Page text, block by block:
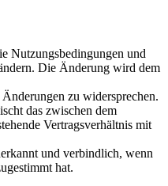
Nutzungsbedingungen und
Die Änderung wird dem
zu widersprechen.
das zwischen dem
Vertragsverhältnis mit
und verbindlich, wenn
hat.